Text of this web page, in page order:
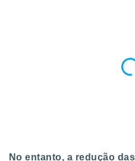
de que
No entanto, a redução